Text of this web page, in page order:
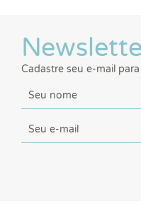
Cadastre seu e-mail